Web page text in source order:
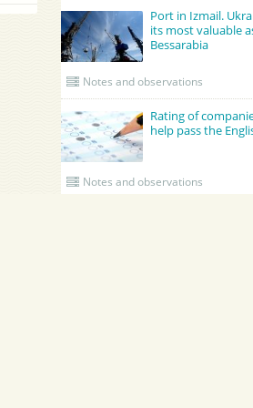
Port in Izmail.
its most valuable
Bessarabia
Notes and observations
Rating of
help pass the
Notes and observations